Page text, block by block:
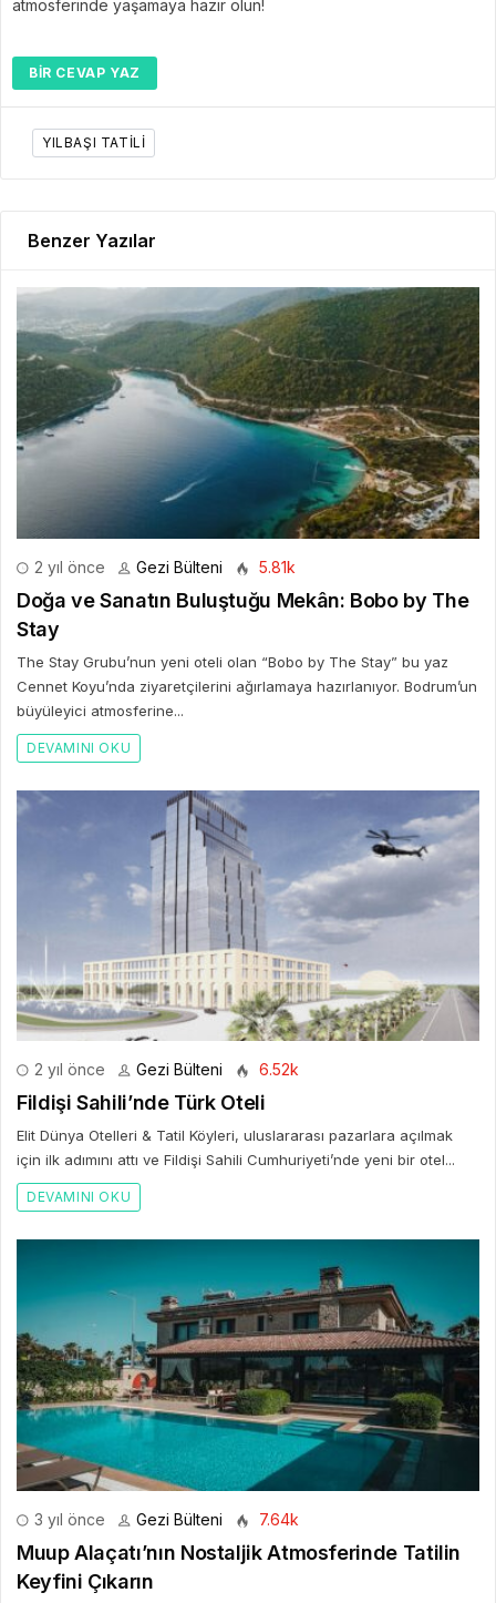
atmosferinde yaşamaya hazır olun!
BIR CEVAP YAZ
YILBAŞI TATILI
Benzer Yazılar
2 yıl önce Gezi Bülteni 5.81k
Doğa ve Sanatın Buluştuğu Mekân: Bobo by The
Stay
The Stay Grubu’nun yeni oteli olan “Bobo by The Stay” bu yaz
Cennet Koyu’nda ziyaretçilerini ağırlamaya hazırlanıyor. Bodrum’un
büyüleyici atmosferine...
DEVAMINI OKU
2 yıl önce Gezi Bülteni 6.52k
Fildişi Sahili’nde Türk Oteli
Elit Dünya Otelleri & Tatil Köyleri, uluslararası pazarlara açılmak
için ilk adımını attı ve Fildişi Sahili Cumhuriyeti’nde yeni bir otel...
DEVAMINI OKU
3 yıl önce Gezi Bülteni 7.64k
Muup Alaçatı’nın Nostaljik Atmosferinde Tatilin
Keyfini Çıkarın